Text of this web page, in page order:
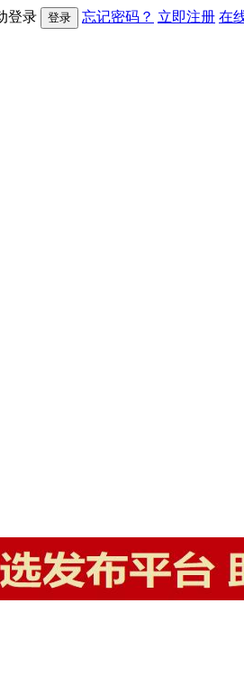
登录 忘记密码？ 立即注册 在